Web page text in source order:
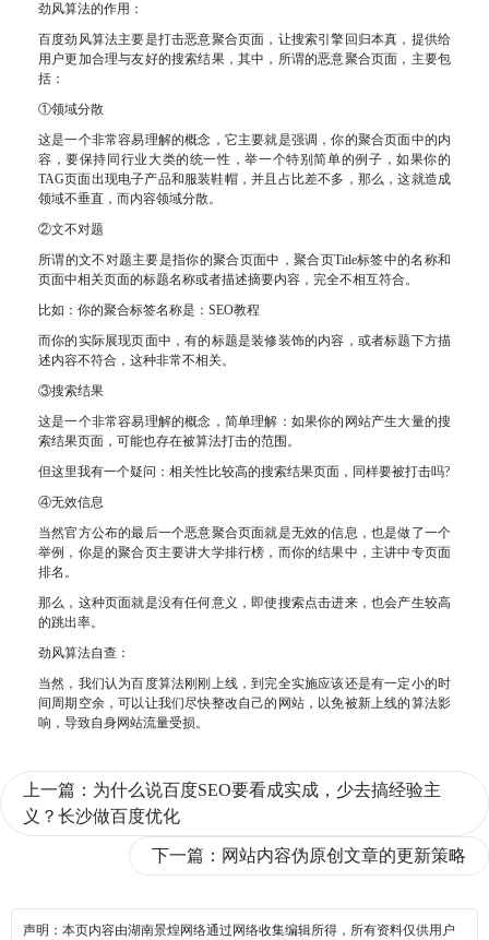
劲风算法的作用：
百度劲风算法主要是打击恶意聚合页面，让搜索引擎回归本真，提供给
用户更加合理与友好的搜索结果，其中，所谓的恶意聚合页面，主要包
括：
①领域分散
这是一个非常容易理解的概念，它主要就是强调，你的聚合页面中的内
容，要保持同行业大类的统一性，举一个特别简单的例子，如果你的
TAG页面出现电子产品和服装鞋帽，并且占比差不多，那么，这就造成
领域不垂直，而内容领域分散。
②文不对题
所谓的文不对题主要是指你的聚合页面中，聚合页Title标签中的名称和
页面中相关页面的标题名称或者描述摘要内容，完全不相互符合。
比如：你的聚合标签名称是：SEO教程
而你的实际展现页面中，有的标题是装修装饰的内容，或者标题下方描
述内容不符合，这种非常不相关。
③搜索结果
这是一个非常容易理解的概念，简单理解：如果你的网站产生大量的搜
索结果页面，可能也存在被算法打击的范围。
但这里我有一个疑问：相关性比较高的搜索结果页面，同样要被打击吗?
④无效信息
当然官方公布的最后一个恶意聚合页面就是无效的信息，也是做了一个
举例，你是的聚合页主要讲大学排行榜，而你的结果中，主讲中专页面
排名。
那么，这种页面就是没有任何意义，即使搜索点击进来，也会产生较高
的跳出率。
劲风算法自查：
当然，我们认为百度算法刚刚上线，到完全实施应该还是有一定小的时
间周期空余，可以让我们尽快整改自己的网站，以免被新上线的算法影
响，导致自身网站流量受损。
上一篇： 为什么说百度SEO要看成实成，少去搞经验主
义？长沙做百度优化
下一篇： 网站内容伪原创文章的更新策略
声明：本页内容由湖南景煌网络通过网络收集编辑所得，所有资料仅供用户